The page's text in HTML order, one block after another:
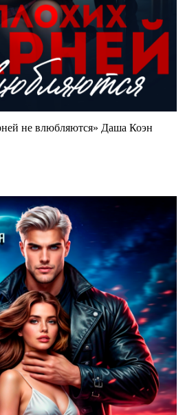
не влюбляются» Даша Коэн